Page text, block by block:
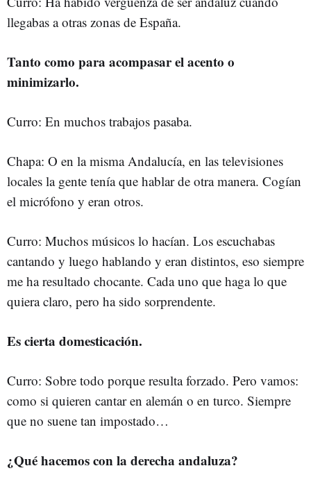
llegabas a otras zonas de España.
Tanto como para acompasar el acento o
minimizarlo.
Curro: En muchos trabajos pasaba.
Chapa: O en la misma Andalucía, en las televisiones
locales la gente tenía que hablar de otra manera. Cogían
el micrófono y eran otros.
Curro: Muchos músicos lo hacían. Los escuchabas
cantando y luego hablando y eran distintos, eso siempre
me ha resultado chocante. Cada uno que haga lo que
quiera claro, pero ha sido sorprendente.
Es cierta domesticación.
Curro: Sobre todo porque resulta forzado. Pero vamos:
como si quieren cantar en alemán o en turco. Siempre
que no suene tan impostado…
¿Qué hacemos con la derecha andaluza?